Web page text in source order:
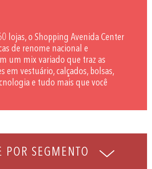
lojas, o Shopping Avenida Center
de renome nacional e
um mix variado que traz as
em vestuário, calçados, bolsas,
e tudo mais que você